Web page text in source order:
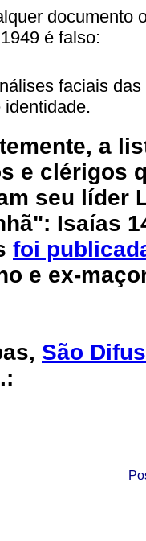
documento
é falso:
faciais
identidade.
a
e clérigos
seu líder
Isaías
foi
e ex-
São